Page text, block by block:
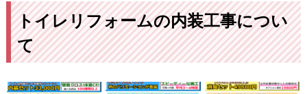
トイレリフォームの内装工事につい
て